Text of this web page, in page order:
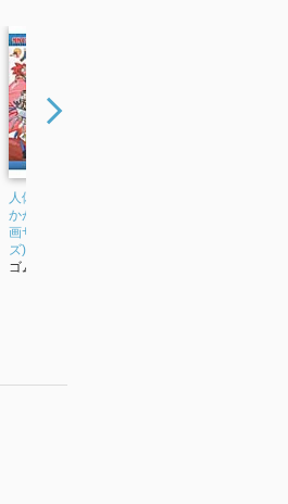
人体のサバイバル 2
かがくるBook (科学漫
画サバイバルシリー
ズ)
ゴムドリCO.